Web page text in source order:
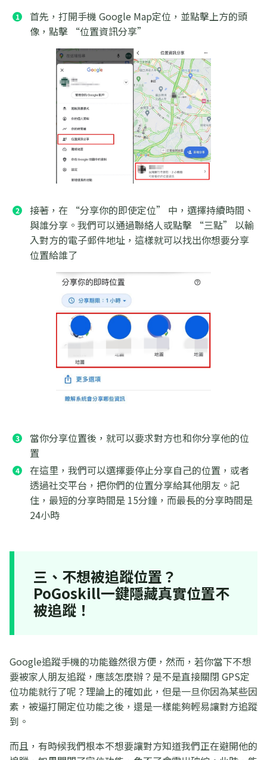
首先，打開手機 Google Map定位，並點擊上方的頭
像，點擊 “位置資訊分享”
接著，在 “分享你的即使定位” 中，選擇持續時間、
與誰分享。我們可以通過聯絡人或點擊 “三點” 以輸
入對方的電子郵件地址，這樣就可以找出你想要分享
位置給誰了
當你分享位置後，就可以要求對方也和你分享他的位
置
在這里，我們可以選擇要停止分享自己的位置，或者
透過社交平台，把你們的位置分享給其他朋友。記
住，最短的分享時間是 15分鐘，而最長的分享時間是
24小時
三、不想被追蹤位置？
PoGoskill一鍵隱藏真實位置不
被追蹤！
Google追蹤手機的功能雖然很方便，然而，若你當下不想
要被家人朋友追蹤，應該怎麼辦？是不是直接關閉 GPS定
位功能就行了呢？理論上的確如此，但是一旦你因為某些因
素，被逼打開定位功能之後，還是一樣能夠輕易讓對方追蹤
到。
而且，有時候我們根本不想要讓對方知道我們正在避開他的